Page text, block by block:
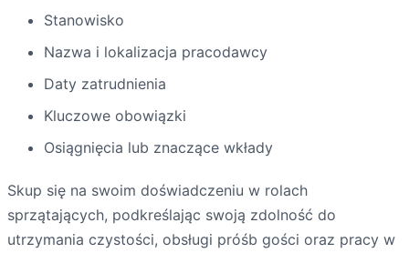
Stanowisko
Nazwa i lokalizacja pracodawcy
Daty zatrudnienia
Kluczowe obowiązki
Osiągnięcia lub znaczące wkłady
Skup się na swoim doświadczeniu w rolach
sprzątających, podkreślając swoją zdolność do
utrzymania czystości, obsługi próśb gości oraz pracy w